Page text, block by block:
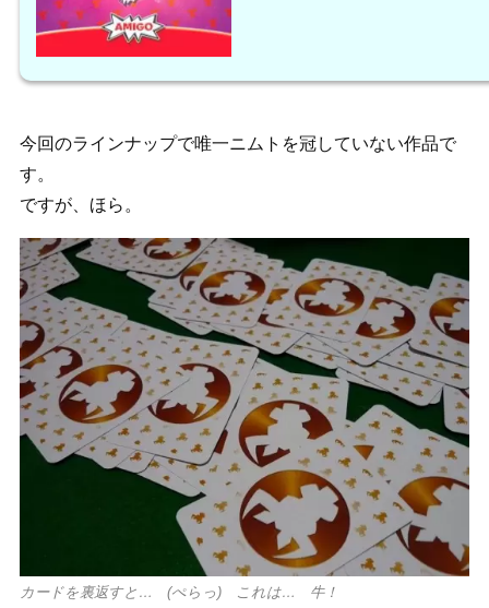
今回のラインナップで唯一ニムトを冠していない作品で
す。
ですが、ほら。
カードを裏返すと… (ぺらっ) これは… 牛！